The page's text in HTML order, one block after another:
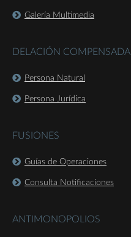
Galería Multimedia
DELACIÓN COMPENSADA
Persona Natural
Persona Jurídica
FUSIONES
Guías de Operaciones
Consulta Notificaciones
ANTIMONOPOLIOS